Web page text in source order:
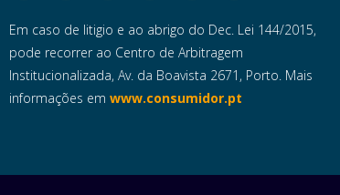
Em caso de litigio e ao abrigo do Dec. Lei 144/2015,
pode recorrer ao Centro de Arbitragem
Institucionalizada, Av. da Boavista 2671, Porto. Mais
informações em www.consumidor.pt